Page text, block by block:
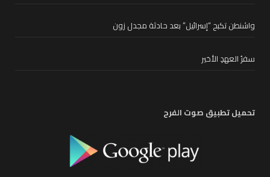
واشنطن تكبح “إسرائيل” بعد حادثة مجدل زون
سفرُ العهدِ الأخير
تحميل تطبيق صوت الفرح